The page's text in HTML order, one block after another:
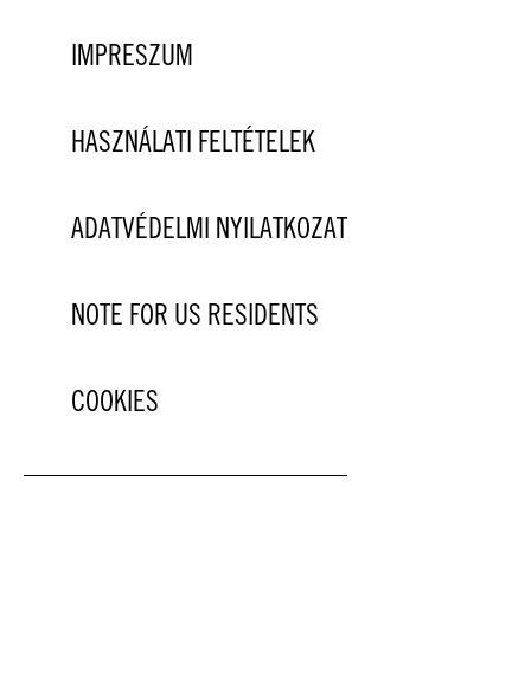
IMPRESZUM
HASZNÁLATI FELTÉTELEK
ADATVÉDELMI NYILATKOZAT
NOTE FOR US RESIDENTS
COOKIES